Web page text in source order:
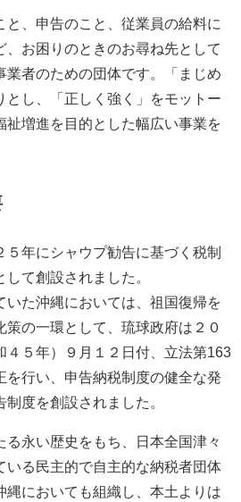
と、申告のこと、従業員の給料に
、お困りのときのお尋ね先として
業者のための団体です。「まじめ
とし、「正しく強く」をモットー
祉増進を目的とした幅広い事業を
年にシャウプ勧告に基づく税制
て創設されました。
いた沖縄においては、祖国復帰を
策の一環として、琉球政府は２０
４５年）９月１２日付、立法第163
を行い、申告納税制度の健全な発
度を創設されました。
る永い歴史をもち、日本全国津々
いる民主的で自主的な納税者団体
縄においても組織し、本土よりは